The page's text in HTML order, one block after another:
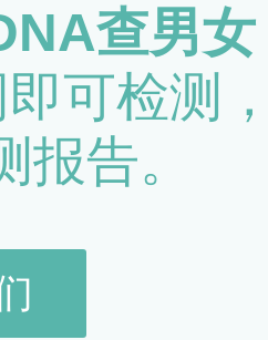
查男
可检测
报告。